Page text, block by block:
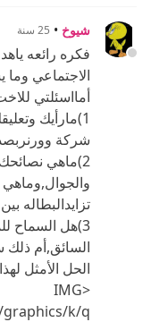
شيوخ • 25 سنة
فكره رائعه
الاجتماعي وما
أمااسئلتي
1)مارأيك
شركة
2)ماهي
والجوال,وماهي
تزايدالبطاله
3)هل السماح
السائق,أم ذلك
الحل الأمثل
<IMG
graphics/k/q